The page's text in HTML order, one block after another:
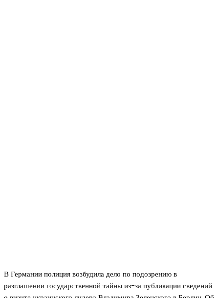
В Германии полиция возбудила дело по подозрению в
разглашении государственной тайны из-за публикации сведений